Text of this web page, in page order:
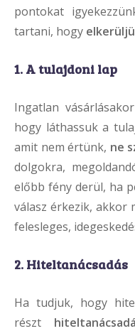
pontokat
tartani, hogy
1. A tulajdoni lap
Ingatlan
hogy láthassuk a
amit nem értünk, ne
dolgokra,
előbb fény derül, ha
válasz érkezik, akkor
felesleges,
2. Hiteltanácsadás
Ha tudjuk, hogy
részt